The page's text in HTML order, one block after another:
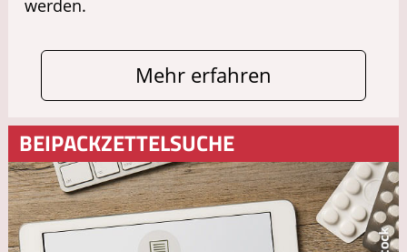
werden.
Mehr erfahren
BEIPACKZETTELSUCHE